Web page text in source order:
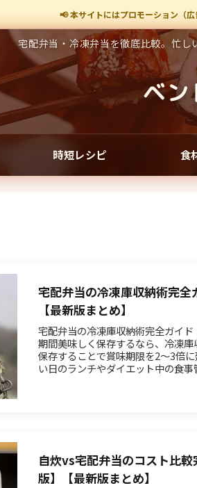
📢 本サイトにはプロモーション（
宅配弁当・冷凍弁当を徹底比較。忙
ベン
時短レシピ 食
宅配弁当の冷凍庫収納術完全
【最新版まとめ】
宅配弁当の冷凍庫収納術完全ガイ
期間美味しく保存するなら、冷凍
保存することで賞味期限を2〜3倍
い日のランチやダイエット中の食
自炊vs宅配弁当のコスト比
版】【最新版まとめ】